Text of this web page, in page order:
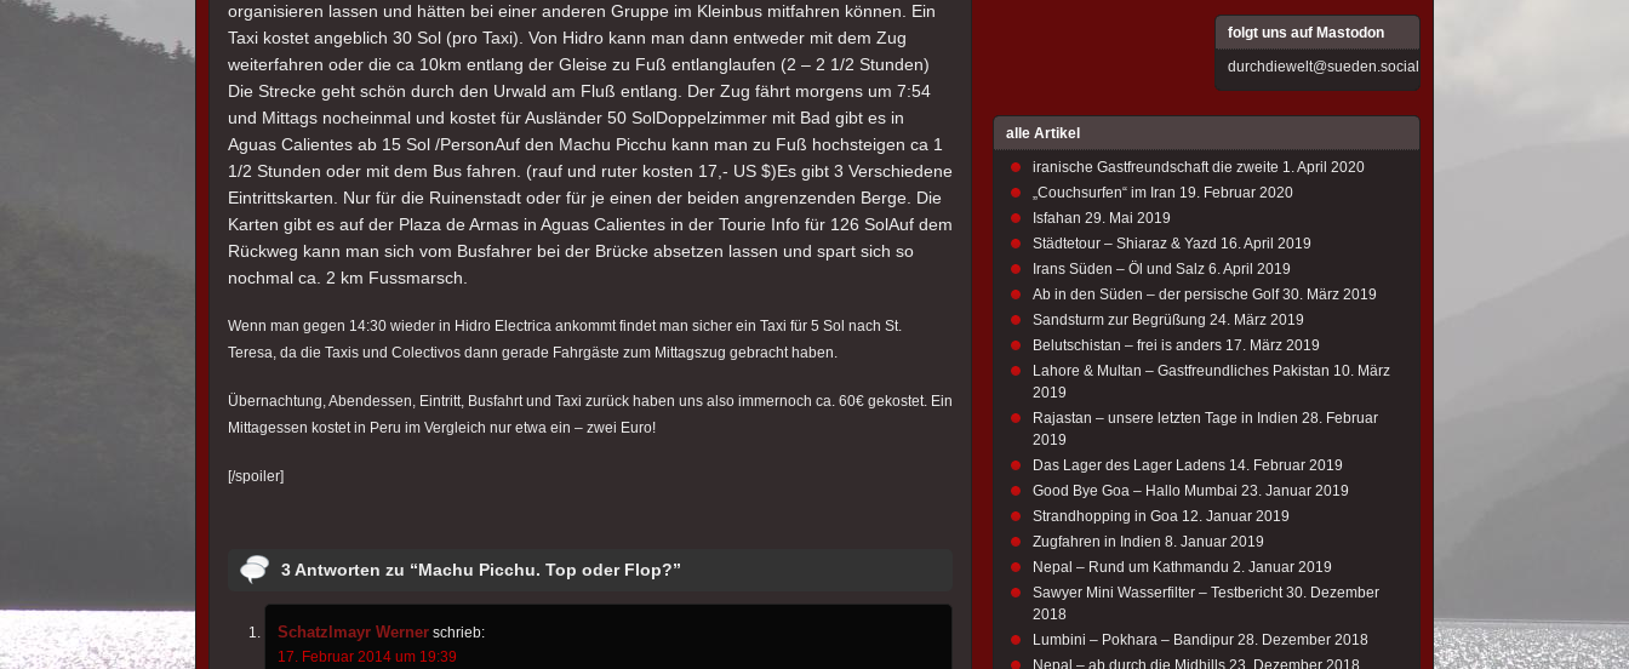
organisieren lassen und hätten bei einer anderen Gruppe im Kleinbus mitfahren können. Ein
Taxi kostet angeblich 30 Sol (pro Taxi). Von Hidro kann man dann entweder mit dem Zug
weiterfahren oder die ca 10km entlang der Gleise zu Fuß entlanglaufen (2 – 2 1/2 Stunden)
Die Strecke geht schön durch den Urwald am Fluß entlang. Der Zug fährt morgens um 7:54
und Mittags nocheinmal und kostet für Ausländer 50 SolDoppelzimmer mit Bad gibt es in
Aguas Calientes ab 15 Sol /PersonAuf den Machu Picchu kann man zu Fuß hochsteigen ca 1
1/2 Stunden oder mit dem Bus fahren. (rauf und ruter kosten 17,- US $)Es gibt 3 Verschiedene
Eintrittskarten. Nur für die Ruinenstadt oder für je einen der beiden angrenzenden Berge. Die
Karten gibt es auf der Plaza de Armas in Aguas Calientes in der Tourie Info für 126 SolAuf dem
Rückweg kann man sich vom Busfahrer bei der Brücke absetzen lassen und spart sich so
nochmal ca. 2 km Fussmarsch.
Wenn man gegen 14:30 wieder in Hidro Electrica ankommt findet man sicher ein Taxi für 5 Sol nach St.
Teresa, da die Taxis und Colectivos dann gerade Fahrgäste zum Mittagszug gebracht haben.
Übernachtung, Abendessen, Eintritt, Busfahrt und Taxi zurück haben uns also immernoch ca. 60€ gekostet. Ein
Mittagessen kostet in Peru im Vergleich nur etwa ein – zwei Euro!
[/spoiler]
3 Antworten zu “Machu Picchu. Top oder Flop?”
Schatzlmayr Werner schrieb:
17. Februar 2014 um 19:39
folgt uns auf Mastodon
durchdiewelt@sueden.social
alle Artikel
iranische Gastfreundschaft die zweite 1. April 2020
„Couchsurfen“ im Iran 19. Februar 2020
Isfahan 29. Mai 2019
Städtetour – Shiaraz & Yazd 16. April 2019
Irans Süden – Öl und Salz 6. April 2019
Ab in den Süden – der persische Golf 30. März 2019
Sandsturm zur Begrüßung 24. März 2019
Belutschistan – frei is anders 17. März 2019
Lahore & Multan – Gastfreundliches Pakistan 10. März
2019
Rajastan – unsere letzten Tage in Indien 28. Februar
2019
Das Lager des Lager Ladens 14. Februar 2019
Good Bye Goa – Hallo Mumbai 23. Januar 2019
Strandhopping in Goa 12. Januar 2019
Zugfahren in Indien 8. Januar 2019
Nepal – Rund um Kathmandu 2. Januar 2019
Sawyer Mini Wasserfilter – Testbericht 30. Dezember
2018
Lumbini – Pokhara – Bandipur 28. Dezember 2018
Nepal – ab durch die Midhills 23. Dezember 2018